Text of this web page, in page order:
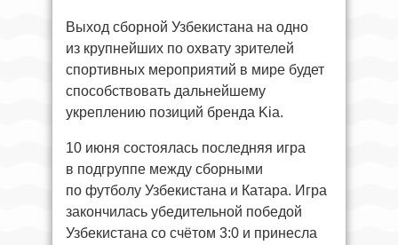
Выход сборной Узбекистана на одно
из крупнейших по охвату зрителей
спортивных мероприятий в мире будет
способствовать дальнейшему
укреплению позиций бренда Kia.
10 июня состоялась последняя игра
в подгруппе между сборными
по футболу Узбекистана и Катара. Игра
закончилась убедительной победой
Узбекистана со счётом 3:0 и принесла